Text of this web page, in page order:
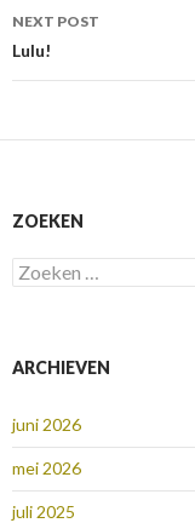
NEXT POST
Lulu!
ZOEKEN
Zoeken
naar:
ARCHIEVEN
juni 2026
mei 2026
juli 2025